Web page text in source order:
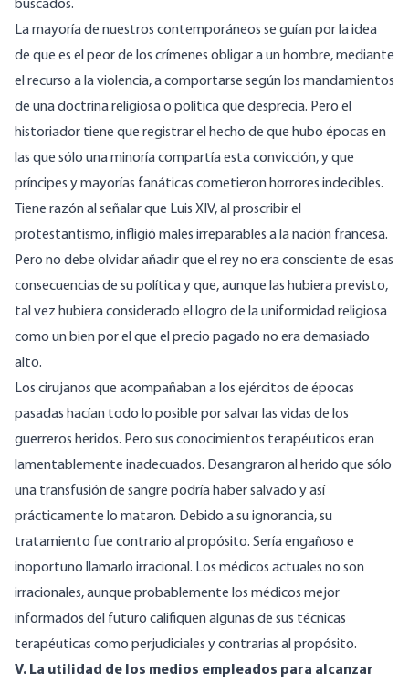
buscados.
La mayoría de nuestros contemporáneos se guían por la idea
de que es el peor de los crímenes obligar a un hombre, mediante
el recurso a la violencia, a comportarse según los mandamientos
de una doctrina religiosa o política que desprecia. Pero el
historiador tiene que registrar el hecho de que hubo épocas en
las que sólo una minoría compartía esta convicción, y que
príncipes y mayorías fanáticas cometieron horrores indecibles.
Tiene razón al señalar que Luis XIV, al proscribir el
protestantismo, infligió males irreparables a la nación francesa.
Pero no debe olvidar añadir que el rey no era consciente de esas
consecuencias de su política y que, aunque las hubiera previsto,
tal vez hubiera considerado el logro de la uniformidad religiosa
como un bien por el que el precio pagado no era demasiado
alto.
Los cirujanos que acompañaban a los ejércitos de épocas
pasadas hacían todo lo posible por salvar las vidas de los
guerreros heridos. Pero sus conocimientos terapéuticos eran
lamentablemente inadecuados. Desangraron al herido que sólo
una transfusión de sangre podría haber salvado y así
prácticamente lo mataron. Debido a su ignorancia, su
tratamiento fue contrario al propósito. Sería engañoso e
inoportuno llamarlo irracional. Los médicos actuales no son
irracionales, aunque probablemente los médicos mejor
informados del futuro califiquen algunas de sus técnicas
terapéuticas como perjudiciales y contrarias al propósito.
V. La utilidad de los medios empleados para alcanzar